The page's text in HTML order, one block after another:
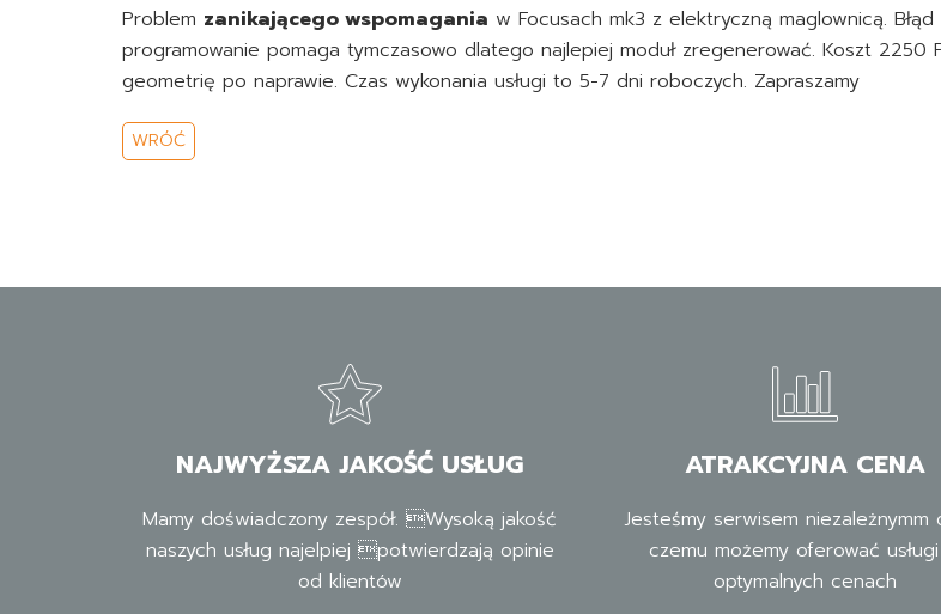
Problem zanikającego wspomagania w Focusach mk3 z elektryczną maglownicą.
programowanie pomaga tymczasowo dlatego najlepiej moduł zregenerować. Koszt
geometrię po naprawie. Czas wykonania usługi to 5-7 dni roboczych. Zapraszamy
WRÓĆ
NAJWYŻSZA JAKOŚĆ USŁUG
Mamy doświadczony zespół. Wysoką jakość
naszych usług najelpiej potwierdzają opinie
od klientów
ATRAKCYJNA CENA
Jesteśmy serwisem niezależnymm
czemu możemy oferować
optymalnych cenach